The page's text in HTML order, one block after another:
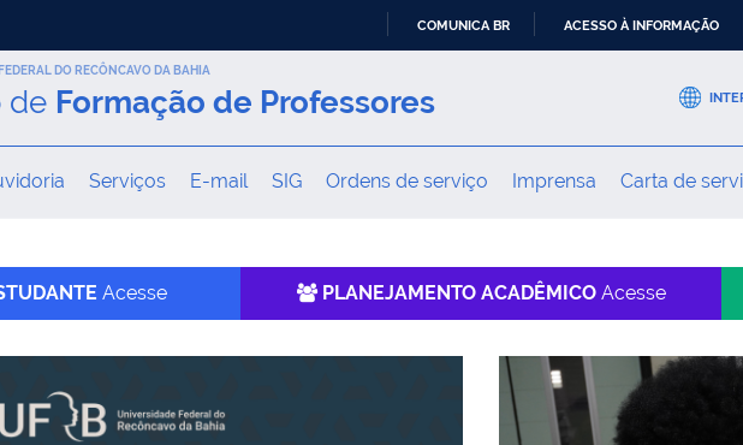
CONTEÚDO
COMUNICA BR ACESSO À INFORMAÇÃO
DO RECÔNCAVO DA BAHIA
de Formação de Professores
Serviços E-mail SIG Ordens de serviço Imprensa Carta de
Acesse PLANEJAMENTO ACADÊMICO Acesse